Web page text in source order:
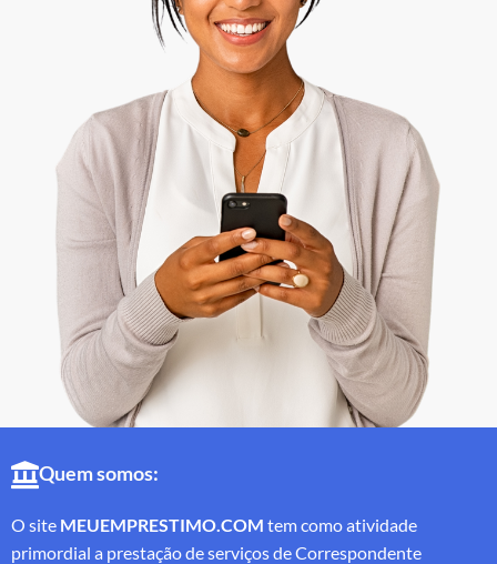
Quem somos:
O site MEUEMPRESTIMO.COM tem como atividade
primordial a prestação de serviços de Correspondente